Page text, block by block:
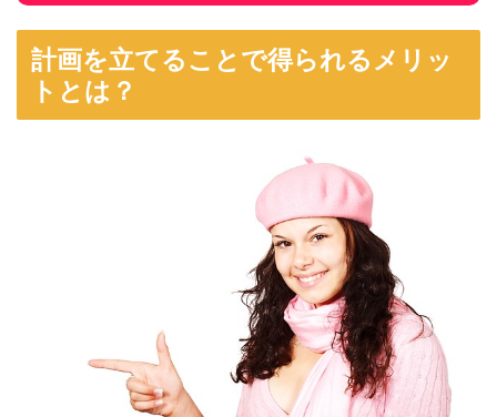
計画を立てることで得られるメリッ
トとは？